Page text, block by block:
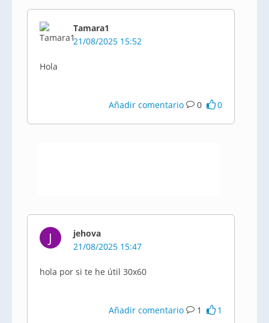
Tamara1
21/08/2025 15:52
Hola
Añadir comentario 0 0
J
jehova
21/08/2025 15:47
hola por si te he útil 30x60
Añadir comentario 1 1